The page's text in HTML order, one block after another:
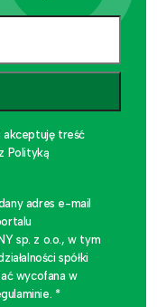
akceptuję treść
Polityką
adres e-mail
sp. z o.o., w tym
spółki
wycofana w
*